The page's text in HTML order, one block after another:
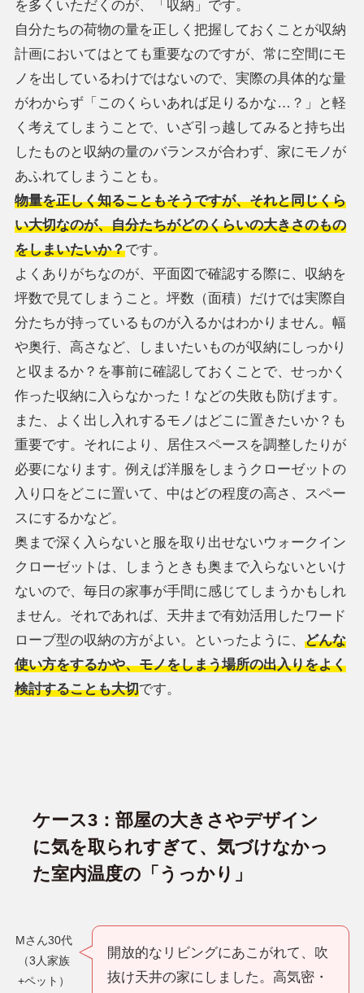
を多くいただくのが、「収納」です。
自分たちの荷物の量を正しく把握しておくことが収納
計画においてはとても重要なのですが、常に空間にモ
ノを出しているわけではないので、実際の具体的な量
がわからず「このくらいあれば足りるかな…？」と軽
く考えてしまうことで、いざ引っ越してみると持ち出
したものと収納の量のバランスが合わず、家にモノが
あふれてしまうことも。
物量を正しく知ることもそうですが、それと同じくら
い大切なのが、自分たちがどのくらいの大きさのもの
をしまいたいか？です。
よくありがちなのが、平面図で確認する際に、収納を
坪数で見てしまうこと。坪数（面積）だけでは実際自
分たちが持っているものが入るかはわかりません。幅
や奥行、高さなど、しまいたいものが収納にしっかり
と収まるか？を事前に確認しておくことで、せっかく
作った収納に入らなかった！などの失敗も防げます。
また、よく出し入れするモノはどこに置きたいか？も
重要です。それにより、居住スペースを調整したりが
必要になります。例えば洋服をしまうクローゼットの
入り口をどこに置いて、中はどの程度の高さ、スペー
スにするかなど。
奥まで深く入らないと服を取り出せないウォークイン
クローゼットは、しまうときも奥まで入らないといけ
ないので、毎日の家事が手間に感じてしまうかもしれ
ません。それであれば、天井まで有効活用したワード
ローブ型の収納の方がよい。といったように、 どんな
使い方をするかや、モノをしまう場所の出入りをよく
検討することも大切です。
ケース3：部屋の大きさやデザイン
に気を取られすぎて、気づけなかっ
た室内温度の「うっかり」
Mさん30代
（3人家族
+ペット）
開放的なリビングにあこがれて、吹
抜け天井の家にしました。高気密・